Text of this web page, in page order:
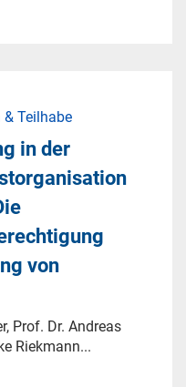
Teilhabe
in der
von
Prof. Dr. Andreas
Riekmann...